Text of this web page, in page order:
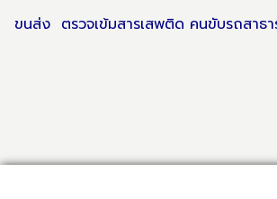
ขนส่ง ตรวจเข้มสารเสพติด คนขับรถสาธ